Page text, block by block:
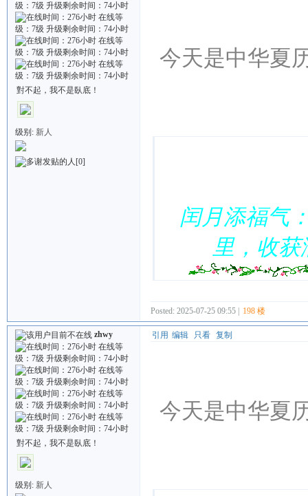
對不起，我不是臥底！
级别: 新人
[0]
今天是中华夏
闰月添福气
里，收
Posted: 2025-07-25 09:55 | 198 楼
zhwy
對不起，我不是臥底！
级别: 新人
引用 编辑 只看 复制
今天是中华夏